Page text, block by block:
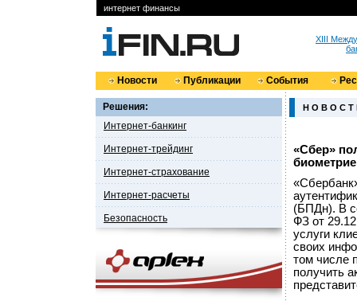
интернет финансы
XIII
Новости Публикации События
Решения:
Интернет-банкинг
Интернет-трейдинг
Интернет-страхование
Интернет-расчеты
Безопасность
Н О В О С Т
«Сбер»
(БПДн). В
ФЗ от
услуги
своих
том числе
получить